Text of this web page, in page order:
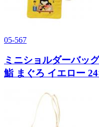
05-567
ミニショルダーバッ
鮨 まぐろ イエロー